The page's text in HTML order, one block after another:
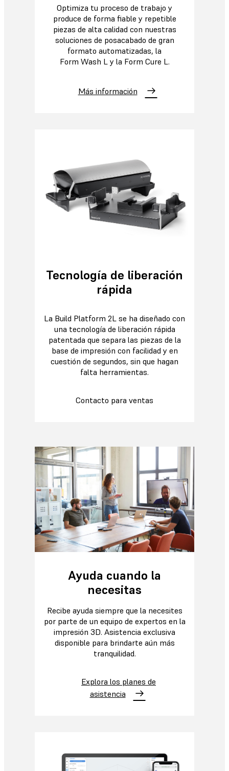
Optimiza tu proceso de trabajo y
produce de forma fiable y repetible
piezas de alta calidad con nuestras
soluciones de posacabado de gran
formato automatizadas, la
Form Wash L y la Form Cure L.
Más información
Tecnología de liberación
rápida
La Build Platform 2L se ha diseñado con
una tecnología de liberación rápida
patentada que separa las piezas de la
base de impresión con facilidad y en
cuestión de segundos, sin que hagan
falta herramientas.
Contacto para ventas
Ayuda cuando la
necesitas
Recibe ayuda siempre que la necesites
por parte de un equipo de expertos en la
impresión 3D. Asistencia exclusiva
disponible para brindarte aún más
tranquilidad.
Explora los planes de
asistencia